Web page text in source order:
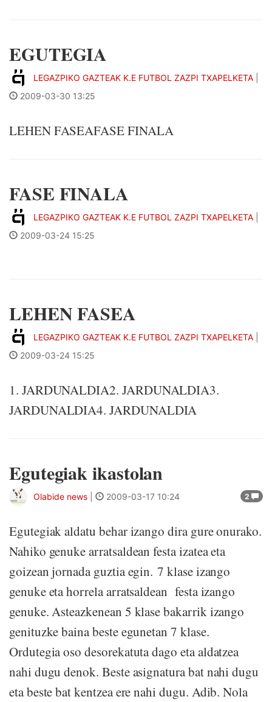
EGUTEGIA
LEGAZPIKO GAZTEAK K.E FUTBOL ZAZPI TXAPELKETA
2009-03-30 13:25
LEHEN FASEAFASE FINALA
FASE FINALA
LEGAZPIKO GAZTEAK K.E FUTBOL ZAZPI TXAPELKETA
2009-03-24 15:25
LEHEN FASEA
LEGAZPIKO GAZTEAK K.E FUTBOL ZAZPI TXAPELKETA
2009-03-24 15:25
1. JARDUNALDIA2. JARDUNALDIA3.
JARDUNALDIA4. JARDUNALDIA
Egutegiak ikastolan
2
Olabide news 2009-03-17 10:24
Egutegiak aldatu behar izango dira gure onurako.
Nahiko genuke arratsaldean festa izatea eta
goizean jornada guztia egin. 7 klase izango
genuke eta horrela arratsaldean festa izango
genuke. Asteazkenean 5 klase bakarrik izango
genituzke baina beste egunetan 7 klase.
Ordutegia oso desorekatuta dago eta aldatzea
nahi dugu denok. Beste asignatura bat nahi dugu
eta beste bat kentzea ere nahi dugu. Adib. Nola